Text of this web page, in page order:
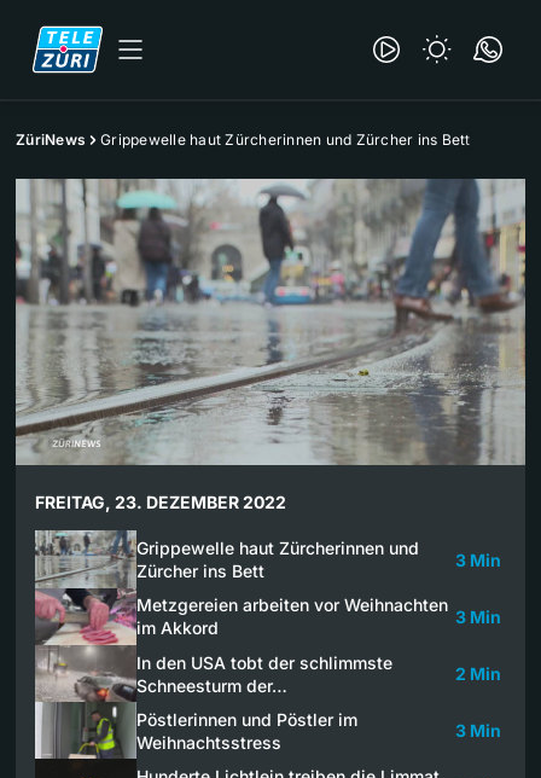
ZüriNews Grippewelle haut Zürcherinnen und Zürcher ins Bett
FREITAG, 23. DEZEMBER 2022
Grippewelle haut Zürcherinnen und
Zürcher ins Bett
3 Min
Metzgereien arbeiten vor Weihnachten
im Akkord
3 Min
In den USA tobt der schlimmste
Schneesturm der…
2 Min
Pöstlerinnen und Pöstler im
Weihnachtsstress
3 Min